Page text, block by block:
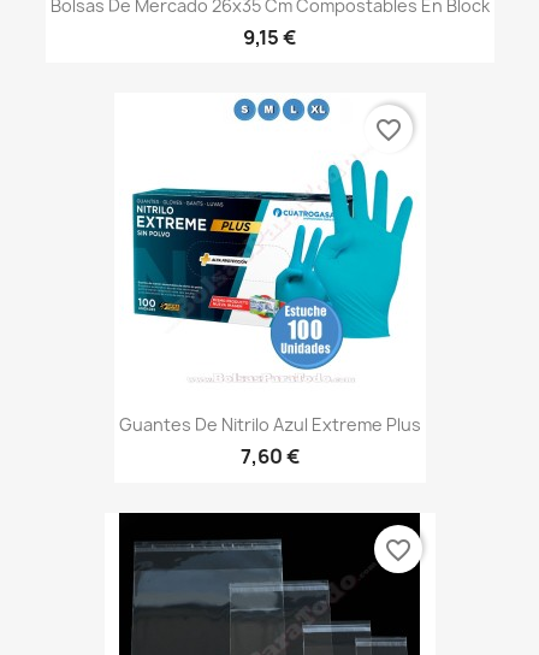
Bolsas De Mercado 26x35 Cm Compostables En Block
9,15 €
Guantes De Nitrilo Azul Extreme Plus
7,60 €
favorite_border
favorite_border